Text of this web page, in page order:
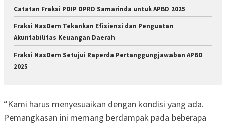
Catatan Fraksi PDIP DPRD Samarinda untuk APBD 2025
Fraksi NasDem Tekankan Efisiensi dan Penguatan
Akuntabilitas Keuangan Daerah
Fraksi NasDem Setujui Raperda Pertanggungjawaban APBD
2025
“Kami harus menyesuaikan dengan kondisi yang ada.
Pemangkasan ini memang berdampak pada beberapa